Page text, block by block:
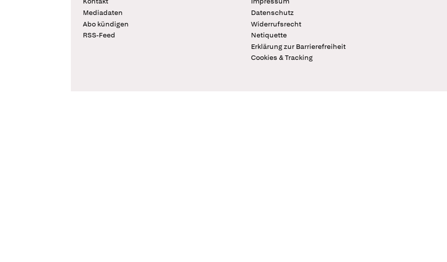
Mediadaten
Abo kündigen
RSS-Feed
Datenschutz
Widerrufsrecht
Netiquette
Erklärung zur Barrierefreiheit
Cookies & Tracking